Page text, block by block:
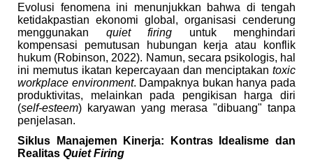
Evolusi fenomena ini menunjukkan bahwa di tengah
ketidakpastian ekonomi global, organisasi cenderung
menggunakan quiet firing untuk menghindari
kompensasi pemutusan hubungan kerja atau konflik
hukum (Robinson, 2022). Namun, secara psikologis, hal
ini memutus ikatan kepercayaan dan menciptakan toxic
workplace environment. Dampaknya bukan hanya pada
produktivitas, melainkan pada pengikisan harga diri
(self-esteem) karyawan yang merasa "dibuang" tanpa
penjelasan.
Siklus Manajemen Kinerja: Kontras Idealisme dan
Realitas Quiet Firing